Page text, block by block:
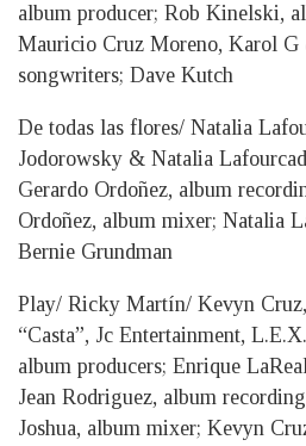
album producer; Rob Kinelski,
Mauricio Cruz Moreno, Karol
songwriters; Dave Kutch
De todas las flores/ Natalia
Jodorowsky & Natalia
Gerardo Ordoñez, album
Ordoñez, album mixer; Natalia
Bernie Grundman
Play/ Ricky Martín/ Kevyn
“Casta”, Jc Entertainment,
album producers; Enrique
Jean Rodriguez, album
Joshua, album mixer; Kevyn